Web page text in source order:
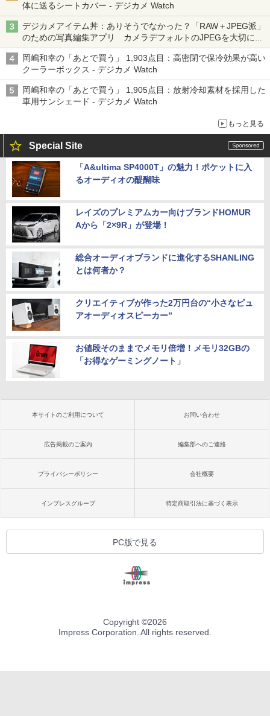
体に送るシートカバー - デジカメ Watch
デジカメアイテム丼：ありそうでなかった？「RAW＋JPEG派」
のための写真編集アプリ カメラデフォルトのJPEGを大切にす
る「Filmator」
岡嶋和幸の「あとで買う」 1,903点目：高密閉で保冷効果が高い
クーラーボックス - デジカメ Watch
岡嶋和幸の「あとで買う」 1,905点目：放射冷却素材を採用した
車用サンシェード - デジカメ Watch
もっと見る
Special Site
「A&ultima SP4000T」の魅力！ポケットに入
るオーディオの醍醐味
レイズのプレミアムカー向けブランドHOMUR
Aから「2×9R」が登場！
総合オーディオブランドに進化するSHANLING
とは何者か？
クリエイティブが作った2万円台の“小さなピュ
アオーディオスピーカー”
お値段そのままでメモリ倍増！メモリ32GBの
「お得なゲーミングノート」
本サイトのご利用について お問い合わせ
広告掲載のご案内 編集部へのご連絡
プライバシーポリシー 会社概要
インプレスグループ 特定商取引法に基づく表示
PC版で見る
Copyright ©2026
Impress Corporation. All rights reserved.